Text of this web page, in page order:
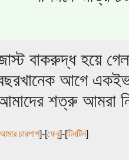
বাকরুদ্ধ হয়ে
আগে
শত্রু আমরা
চারপাশ]-[ফেবু]-[টিনটিন]